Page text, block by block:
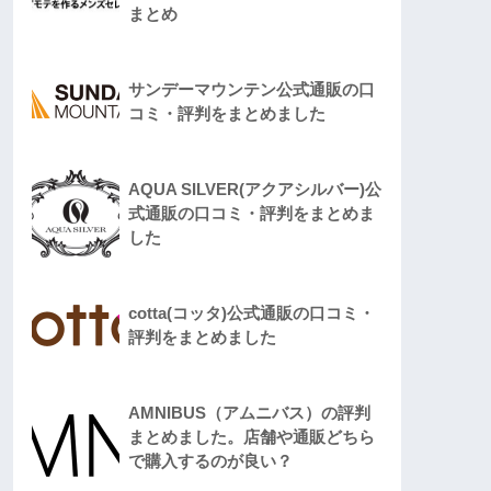
まとめ
サンデーマウンテン公式通販の口
コミ・評判をまとめました
AQUA SILVER(アクアシルバー)公
式通販の口コミ・評判をまとめま
した
cotta(コッタ)公式通販の口コミ・
評判をまとめました
AMNIBUS（アムニバス）の評判
まとめました。店舗や通販どちら
で購入するのが良い？